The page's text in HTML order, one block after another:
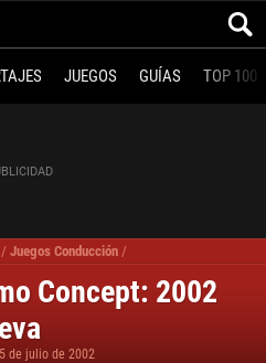
JUEGOS GUÍAS TOP 100
/ Juegos Conducción /
Concept: 2002
de julio de 2002